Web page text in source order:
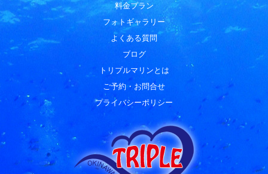
料金プラン
フォトギャラリー
よくある質問
ブログ
トリプルマリンとは
ご予約・お問合せ
プライバシーポリシー